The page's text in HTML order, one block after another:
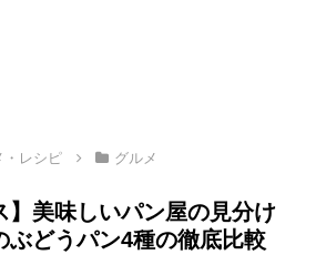
・レシピ グルメ
】美味しいパン屋の見分け
ぶどうパン4種の徹底比較